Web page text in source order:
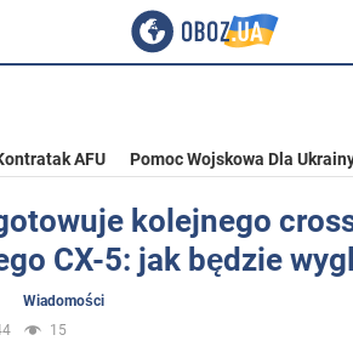
AFU Pomoc Wojskowa Dla
kolejnego
CX-5: jak będzie
Wiadomości
15